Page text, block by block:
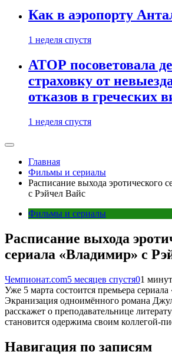
Как в аэропорту
1 неделя спустя
АТОР посоветовала
страховку от
отказов в греческих
1 неделя спустя
Главная
Фильмы и сериалы
Расписание выхода эротического
с Рэйчел Вайс
Фильмы и сериалы
Расписание выхода
сериала «Владимир» с
Чемпионат.com5 месяцев спустя01
Уже 5 марта состоится премьера
Экранизация одноимённого романа
расскажет о преподавательнице
становится одержима своим коллегой-
Навигация по записям